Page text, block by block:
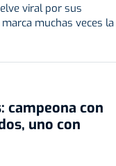
viral por sus
muchas veces la
campeona con
uno con